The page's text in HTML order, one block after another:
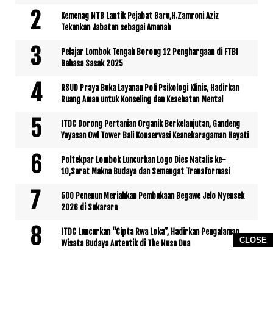
CLOSE
Kemenag NTB Lantik Pejabat Baru,H.Zamroni Aziz
Tekankan Jabatan sebagai Amanah
Pelajar Lombok Tengah Borong 12 Penghargaan di FTBI
Bahasa Sasak 2025
RSUD Praya Buka Layanan Poli Psikologi Klinis, Hadirkan
Ruang Aman untuk Konseling dan Kesehatan Mental
ITDC Dorong Pertanian Organik Berkelanjutan, Gandeng
Yayasan Owl Tower Bali Konservasi Keanekaragaman Hayati
Poltekpar Lombok Luncurkan Logo Dies Natalis ke-
10,Sarat Makna Budaya dan Semangat Transformasi
500 Penenun Meriahkan Pembukaan Begawe Jelo Nyensek
2026 di Sukarara
ITDC Luncurkan “Cipta Rwa Loka”, Hadirkan Pengalaman
Wisata Budaya Autentik di The Nusa Dua